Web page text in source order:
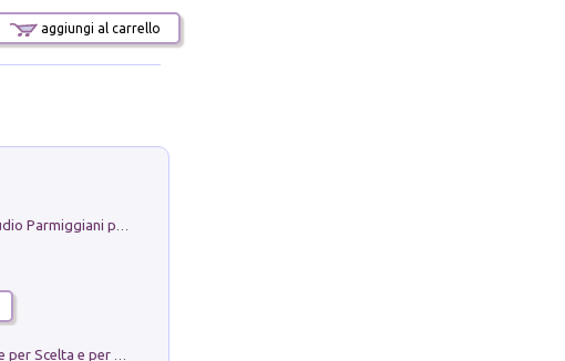
aggiungi al carrello